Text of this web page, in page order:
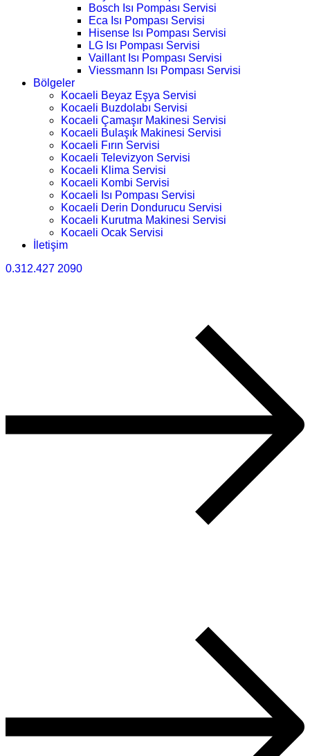
Bosch Isı Pompası Servisi
Eca Isı Pompası Servisi
Hisense Isı Pompası Servisi
LG Isı Pompası Servisi
Vaillant Isı Pompası Servisi
Viessmann Isı Pompası Servisi
Bölgeler
Kocaeli Beyaz Eşya Servisi
Kocaeli Buzdolabı Servisi
Kocaeli Çamaşır Makinesi Servisi
Kocaeli Bulaşık Makinesi Servisi
Kocaeli Fırın Servisi
Kocaeli Televizyon Servisi
Kocaeli Klima Servisi
Kocaeli Kombi Servisi
Kocaeli Isı Pompası Servisi
Kocaeli Derin Dondurucu Servisi
Kocaeli Kurutma Makinesi Servisi
Kocaeli Ocak Servisi
İletişim
0.312.427 2090